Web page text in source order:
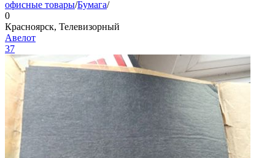
офисные товары/Бумага/
0
Красноярск, Телевизорный
Авелот
37